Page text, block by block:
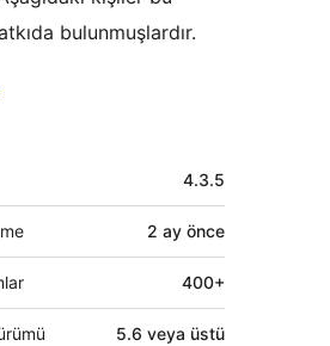
bulunmuşlardır.
4.3.5
2 ay önce
400+
5.6 veya üstü